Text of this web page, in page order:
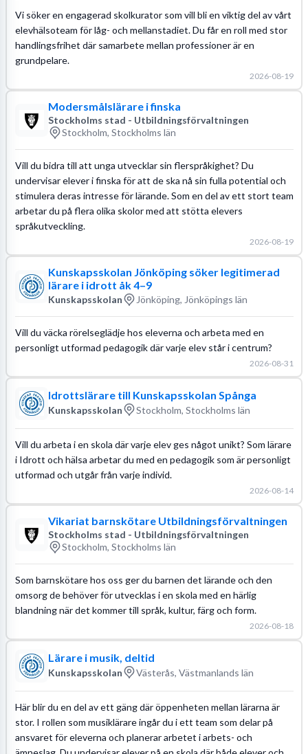
Vi söker en engagerad skolkurator som vill bli en viktig del av vårt
elevhälsoteam för låg- och mellanstadiet. Du får en roll med stor
handlingsfrihet där samarbete mellan professioner är en
grundpelare.
2026-08-19
Modersmålslärare i finska
Stockholms stad - Utbildningsförvaltningen
Stockholm, Stockholms län
Vill du bidra till att unga utvecklar sin flerspråkighet? Du
undervisar elever i finska för att de ska nå sin fulla potential och
stimulera deras intresse för lärande. Som en del av ett stort team
arbetar du på flera olika skolor med att stötta elevers
språkutveckling.
2026-08-19
Kunskapsskolan Jönköping söker legitimerad
lärare i idrott åk 4–9
Kunskapsskolan Jönköping, Jönköpings län
Vill du väcka rörelseglädje hos eleverna och arbeta med en
personligt utformad pedagogik där varje elev står i centrum?
2026-08-31
Idrottslärare till Kunskapsskolan Spånga
Kunskapsskolan Stockholm, Stockholms län
Vill du arbeta i en skola där varje elev ges något unikt? Som lärare
i Idrott och hälsa arbetar du med en pedagogik som är personligt
utformad och utgår från varje individ.
2026-08-14
Vikariat barnskötare Utbildningsförvaltningen
Stockholms stad - Utbildningsförvaltningen
Stockholm, Stockholms län
Som barnskötare hos oss ger du barnen det lärande och den
omsorg de behöver för utvecklas i en skola med en härlig
blandning när det kommer till språk, kultur, färg och form.
2026-08-18
Lärare i musik, deltid
Kunskapsskolan Västerås, Västmanlands län
Här blir du en del av ett gäng där öppenheten mellan lärarna är
stor. I rollen som musiklärare ingår du i ett team som delar på
ansvaret för eleverna och planerar arbetet i arbets- och